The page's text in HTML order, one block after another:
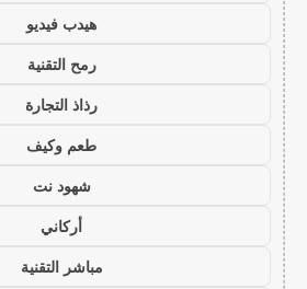
هيدب فيديو
رمح التقنية
رذاذ التجارة
طعم وكيف
شهود نت
أركاني
مباشر التقنية